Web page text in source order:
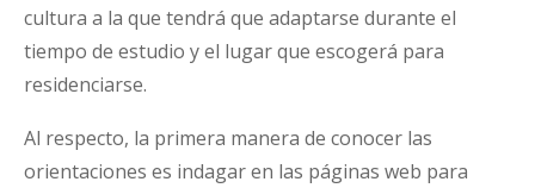
cultura a la que tendrá que adaptarse durante el
tiempo de estudio y el lugar que escogerá para
residenciarse.
Al respecto, la primera manera de conocer las
orientaciones es indagar en las páginas web para